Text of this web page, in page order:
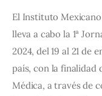
El Instituto
lleva a cabo la 1ª
2024, del 19 al 21 de
país, con la finalidad
Médica, a través de